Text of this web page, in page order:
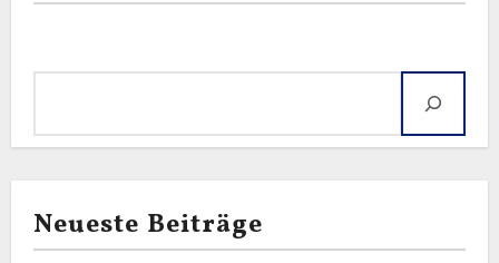
Neueste Beiträge